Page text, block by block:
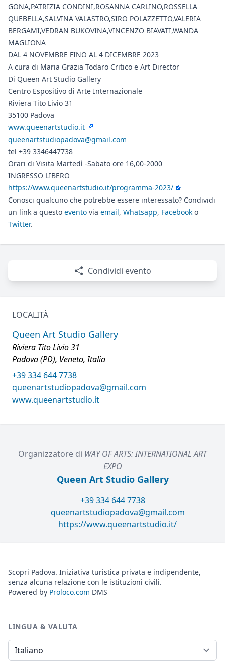
GONA,PATRIZIA CONDINI,ROSANNA CARLINO,ROSSELLA
QUEBELLA,SALVINA VALASTRO,SIRO POLAZZETTO,VALERIA
BERGAMI,VEDRAN BUKOVINA,VINCENZO BIAVATI,WANDA
MAGLIONA
DAL 4 NOVEMBRE FINO AL 4 DICEMBRE 2023
A cura di Maria Grazia Todaro Critico e Art Director
Di Queen Art Studio Gallery
Centro Espositivo di Arte Internazionale
Riviera Tito Livio 31
35100 Padova
www.queenartstudio.it
queenartstudiopadova@gmail.com
tel +39 3346447738
Orari di Visita Martedì -Sabato ore ​16,00-2000
INGRESSO LIBERO
https://www.queenartstudio.it/programma-2023/
Conosci qualcuno che potrebbe essere interessato? Condividi
un link a questo evento via email, Whatsapp, Facebook o
Twitter.
Condividi evento
LOCALITÀ
Queen Art Studio Gallery
Riviera Tito Livio 31
Padova (PD), Veneto, Italia
+39 334 644 7738
queenartstudiopadova@gmail.com
www.queenartstudio.it
Organizzatore di WAY OF ARTS: INTERNATIONAL ART
EXPO
Queen Art Studio Gallery
+39 334 644 7738
queenartstudiopadova@gmail.com
https://www.queenartstudio.it/
Scopri Padova. Iniziativa turistica privata e indipendente,
senza alcuna relazione con le istituzioni civili.
Powered by Proloco.com DMS
LINGUA & VALUTA
Lingua